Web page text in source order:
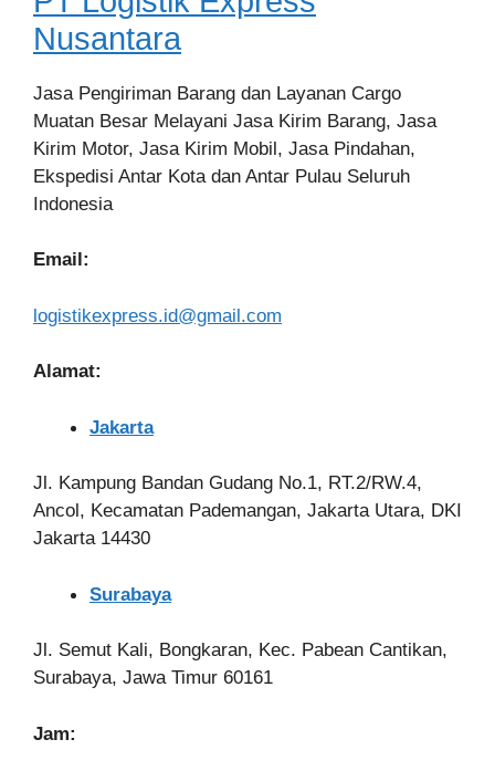
Nusantara
Jasa Pengiriman Barang dan Layanan Cargo
Muatan Besar Melayani Jasa Kirim Barang, Jasa
Kirim Motor, Jasa Kirim Mobil, Jasa Pindahan,
Ekspedisi Antar Kota dan Antar Pulau Seluruh
Indonesia
Email:
logistikexpress.id@gmail.com
Alamat:
Jakarta
Jl. Kampung Bandan Gudang No.1, RT.2/RW.4,
Ancol, Kecamatan Pademangan, Jakarta Utara, DKI
Jakarta 14430
Surabaya
Jl. Semut Kali, Bongkaran, Kec. Pabean Cantikan,
Surabaya, Jawa Timur 60161
Jam: